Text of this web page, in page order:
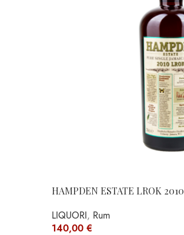
HAMPDEN ESTATE LROK 2010
LIQUORI, Rum
140,00€